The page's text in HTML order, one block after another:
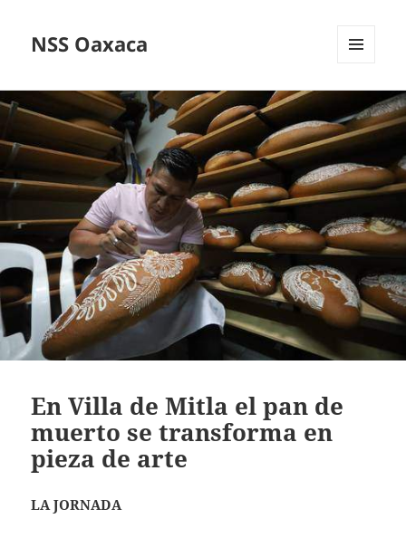
NSS Oaxaca
WIDGETS
En Villa de Mitla el pan de
muerto se transforma en
pieza de arte
LA JORNADA